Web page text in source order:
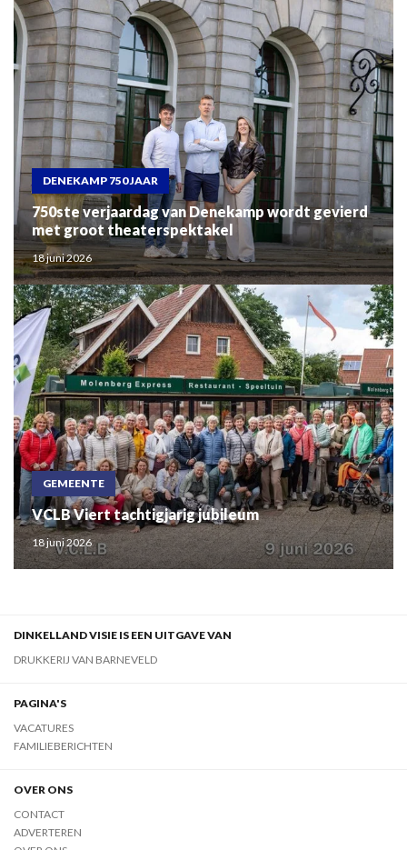
DENEKAMP 750 JAAR
750ste verjaardag van Denekamp wordt gevierd
met groot theaterspektakel
18 juni 2026
GEMEENTE
VCLB Viert tachtigjarig jubileum
18 juni 2026
DINKELLAND VISIE IS EEN UITGAVE VAN
DRUKKERIJ VAN BARNEVELD
PAGINA'S
VACATURES
FAMILIEBERICHTEN
OVER ONS
CONTACT
ADVERTEREN